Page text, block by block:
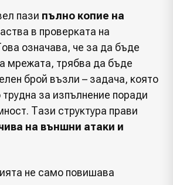
пази пълно копие на
в проверката на
означава, че за да бъде
мрежата, трябва да бъде
брой възли – задача, която
за изпълнение поради
Тази структура прави
на външни атаки и
не само повишава